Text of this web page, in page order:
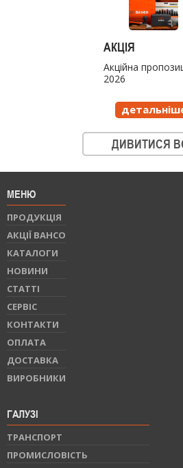
АКЦІЯ
Акційна
2026
ДИВИТИСЯ
МЕНЮ
ПРОДУКЦIЯ
АКЦІЇ BAHCO
КАТАЛОГИ
НОВИНИ
СТАТТI
СЕРВIС
КОНТАКТИ
ОПЛАТА
ДОСТАВКА
ВИРОБНИКИ
ГАЛУЗІ
ТРАНСПОРТ
ПРОМИСЛОВІСТЬ